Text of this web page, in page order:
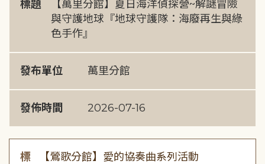
標題
【萬里分館】夏日海洋偵探營~解謎冒險
與守護地球『地球守護隊：海廢再生與綠
色手作』
發布單位 萬里分館
發佈時間 2026-07-16
標
【鶯歌分館】愛的協奏曲系列活動